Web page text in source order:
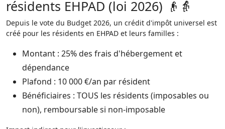
résidents EHPAD (loi 2026) 👴👵
Depuis le vote du Budget 2026, un crédit d'impôt universel est
créé pour les résidents en EHPAD et leurs familles :​
Montant : 25% des frais d'hébergement et
dépendance
Plafond : 10 000 €/an par résident
Bénéficiaires : TOUS les résidents (imposables ou
non), remboursable si non-imposable​